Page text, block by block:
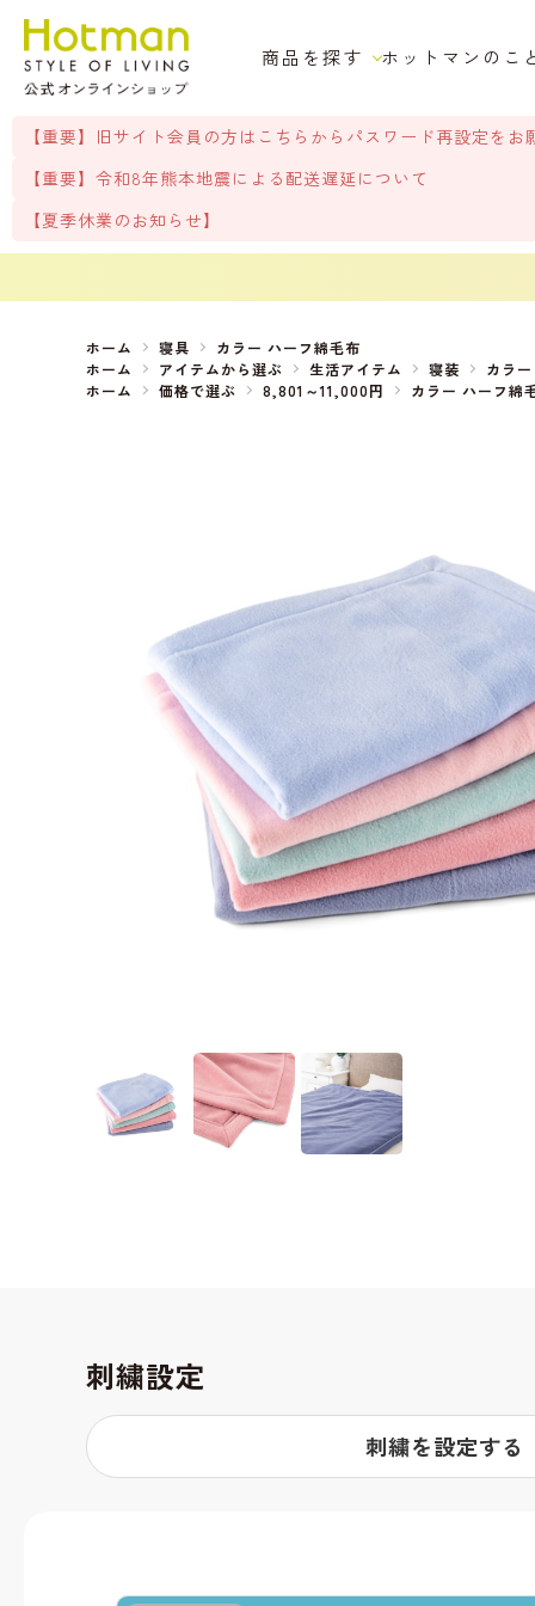
商品を探す ホットマンのこ
【重要】旧サイト会員の方はこちらからパスワード再設定をお
【重要】令和8年熊本地震による配送遅延について
【夏季休業のお知らせ】
ホーム 寝具
カラー ハーフ綿毛布
ホーム
アイテムから選ぶ 生活アイテム 寝装
カラ
ホーム
価格で選ぶ 8,801～11,000円 カラー ハーフ綿
刺繍設定
刺繍を設定する